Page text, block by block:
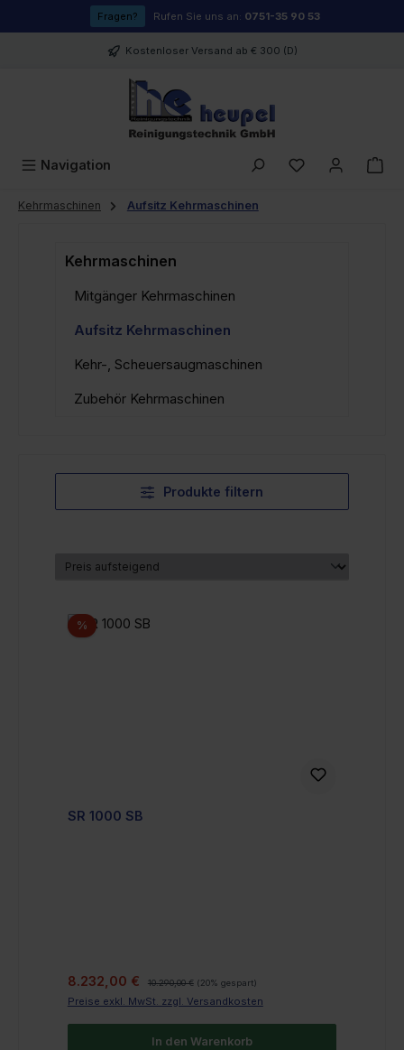
Zum Hauptinhalt springen
Fragen? Rufen Sie uns an: 0751-35 90 53
Kostenloser Versand ab € 300 (D)
Navigation Du hast 0
Kehrmaschinen Aufsitz Kehrmaschinen
Kehrmaschinen
Mitgänger Kehrmaschinen
Aufsitz Kehrmaschinen
Kehr-, Scheuersaugmaschinen
Zubehör Kehrmaschinen
Produkte filtern
%Rabatt
SR 1000 SB
Verkaufspreis:
8.232,00 € 10.290,00 € (20% gespart)
Preise exkl. MwSt. zzgl. Versandkosten
In den Warenkorb